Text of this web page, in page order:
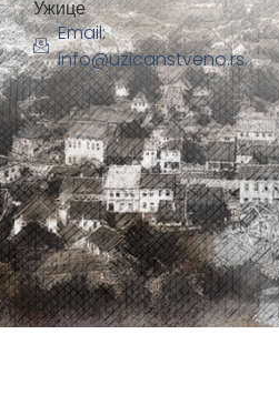
Ужице
Email:
info@uzicanstveno.rs